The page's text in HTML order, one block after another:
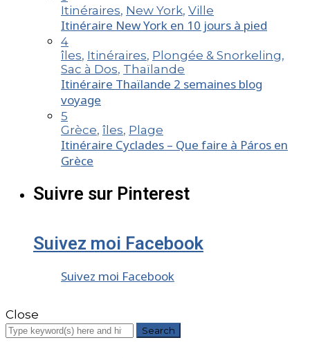
Itinéraires, New York, Ville
Itinéraire New York en 10 jours à pied
4
îles, Itinéraires, Plongée & Snorkeling,
Sac à Dos, Thaïlande
Itinéraire Thaïlande 2 semaines blog
voyage
5
Grèce, îles, Plage
Itinéraire Cyclades – Que faire à Páros en
Grèce
Suivre sur Pinterest
Suivez moi Facebook
Suivez moi Facebook
Close